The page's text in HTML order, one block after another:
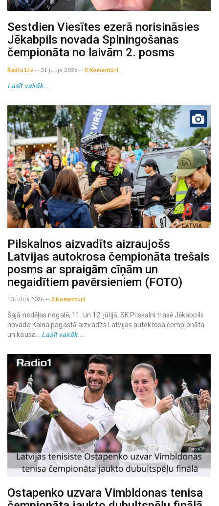
Sestdien Viesītes ezerā norisināsies
Jēkabpils novada Spiningošanas
čempionāta no laivām 2. posms
Radio1.lv -- 31 julijs 2026 -- 0 Komentāri
Lasīt vairāk...
Pilskalnos aizvadīts aizraujošs
Latvijas autokrosa čempionāta trešais
posms ar spraigām cīņām un
negaidītiem pavērsieniem (FOTO)
13 julijs 2026 -- 0 Komentāri
Šajā nedēļas nogalē, 11. un 12. jūlijā, SK Pilskalni trasē Jēkabpils
novada Kalna pagastā aizvadīts Latvijas autokrosa čempionāta
un kausa... Lasīt vairāk...
Ostapenko uzvara Vimbldonas tenisa